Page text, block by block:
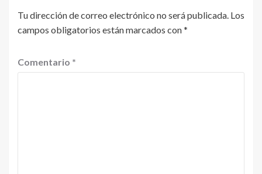
Tu dirección de correo electrónico no será publicada. Los
campos obligatorios están marcados con*
Comentario *